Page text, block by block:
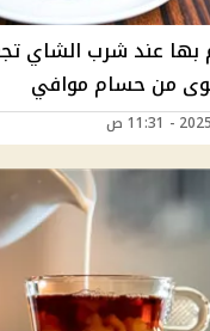
عند شرب الشاي
من حسام موافي